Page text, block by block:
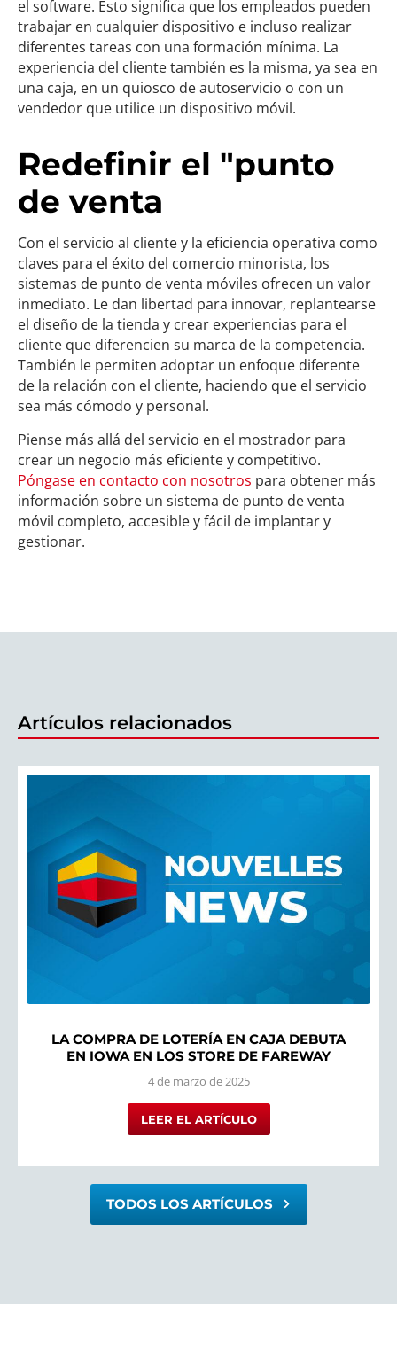
el software. Esto significa que los empleados pueden
trabajar en cualquier dispositivo e incluso realizar
diferentes tareas con una formación mínima. La
experiencia del cliente también es la misma, ya sea en
una caja, en un quiosco de autoservicio o con un
vendedor que utilice un dispositivo móvil.
Redefinir el "punto
de venta
Con el servicio al cliente y la eficiencia operativa como
claves para el éxito del comercio minorista, los
sistemas de punto de venta móviles ofrecen un valor
inmediato. Le dan libertad para innovar, replantearse
el diseño de la tienda y crear experiencias para el
cliente que diferencien su marca de la competencia.
También le permiten adoptar un enfoque diferente
de la relación con el cliente, haciendo que el servicio
sea más cómodo y personal.
Piense más allá del servicio en el mostrador para
crear un negocio más eficiente y competitivo.
Póngase en contacto con nosotros para obtener más
información sobre un sistema de punto de venta
móvil completo, accesible y fácil de implantar y
gestionar.
Artículos relacionados
LA COMPRA DE LOTERÍA EN CAJA DEBUTA
EN IOWA EN LOS STORE DE FAREWAY
4 de marzo de 2025
LEER EL ARTÍCULO
TODOS LOS ARTÍCULOS